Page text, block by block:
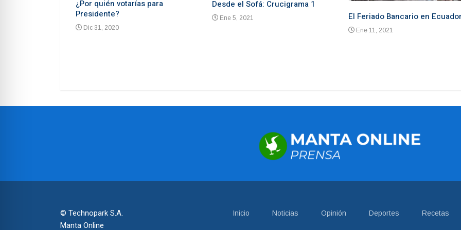
¿Por quién votarías para
Presidente?
Dic 31, 2020
Desde el Sofá: Crucigrama 1
Ene 5, 2021 El Feriado Bancario en Ecuador
Ene 11, 2021
© Technopark S.A.
Manta Online
Inicio Noticias Opinión Deportes Recetas